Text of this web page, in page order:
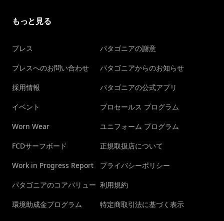
もっと見る
プレス
プレスへのお問い合わせ
採用情報
イベント
Worn Wear
FCDサーフボード
Work in Progress Report
パタゴニアのコアバリュー
環境助成金プログラム
パタゴニアの謝意
パタゴニアからのお知らせ
パタゴニアの公式アプリ
プロセールス プログラム
ユニフォーム プログラム
正規取扱店について
プライバシーポリシー
利用規約
特定商取引法に基づく表示